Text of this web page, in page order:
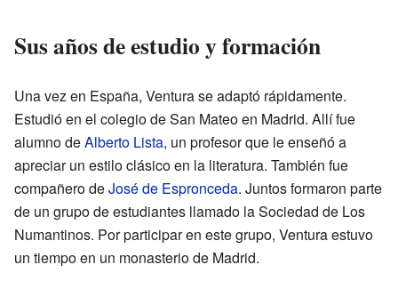
Sus años de estudio y formación
Una vez en España, Ventura se adaptó rápidamente.
Estudió en el colegio de San Mateo en Madrid. Allí fue
alumno deAlberto Lista, un profesor que le enseñó a
apreciar un estilo clásico en la literatura. También fue
compañero deJosé de Espronceda. Juntos formaron parte
de un grupo de estudiantes llamado la Sociedad de Los
Numantinos. Por participar en este grupo, Ventura estuvo
un tiempo en un monasterio de Madrid.